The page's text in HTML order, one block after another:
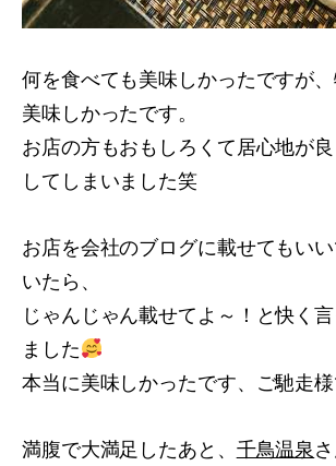
何を食べても美味しかったですが
美味しかったです。
お店の方もおもしろくて居心地が
してしまいました笑
お店を会社のブログに載せてもい
いたら、
じゃんじゃん載せてよ～！と快く
ました
本当に美味しかったです、ご馳走様
満腹で大満足したあと、 千鳥温泉